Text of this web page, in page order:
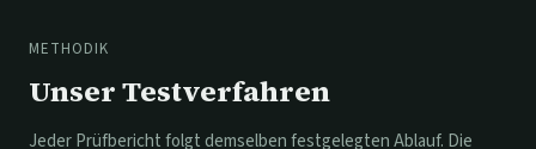
METHODIK
Unser Testverfahren
Jeder Prüfbericht folgt demselben festgelegten Ablauf. Die